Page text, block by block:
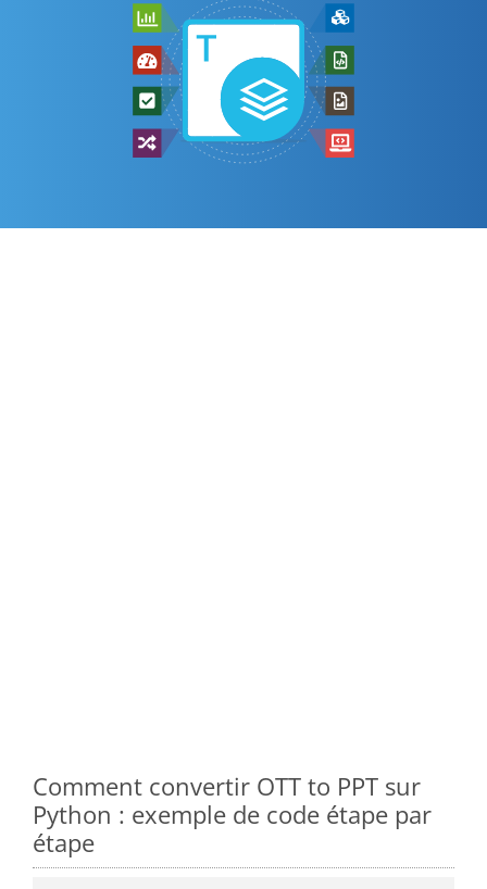
Comment convertir OTT to PPT sur
Python : exemple de code étape par
étape